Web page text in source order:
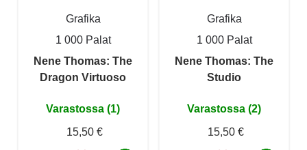
Grafika
1 000 Palat
Nene Thomas: The
Dragon Virtuoso
Varastossa (1)
15,50 €
Grafika
1 000 Palat
Nene Thomas: The
Studio
Varastossa (2)
15,50 €